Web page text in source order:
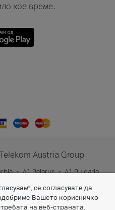
кое време.
Austria Group
A1 Belarus
A1 Bulgaria
се согласувате да
Вашето корисничко
на веб-страната,